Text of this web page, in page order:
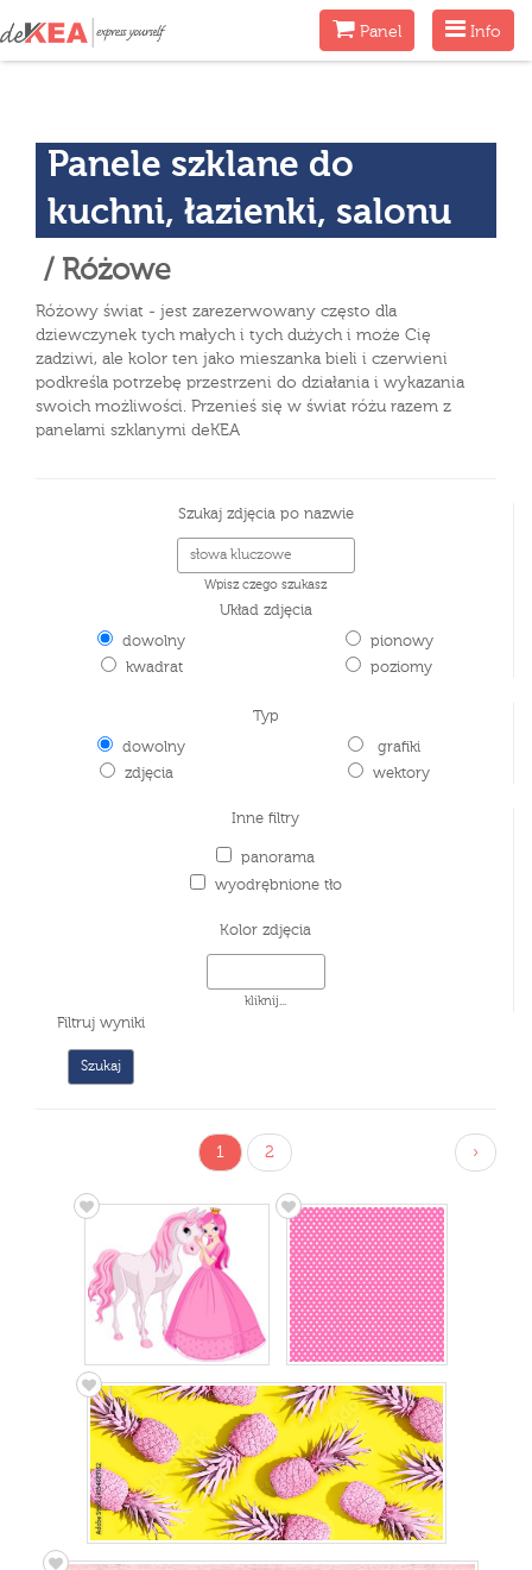
Menu
Info
MenuPanel
Panele szklane do
kuchni, łazienki, salonu
/ Różowe
Różowy świat - jest zarezerwowany często dla
dziewczynek tych małych i tych dużych i może Cię
zadziwi, ale kolor ten jako mieszanka bieli i czerwieni
podkreśla potrzebę przestrzeni do działania i wykazania
swoich możliwości. Przenieś się w świat różu razem z
panelami szklanymi deKEA
Szukaj zdjęcia po nazwie
Wpisz czego szukasz
Układ zdjęcia
dowolny
kwadrat
pionowy
poziomy
Typ
dowolny
zdjęcia
grafiki
wektory
Inne filtry
panorama
wyodrębnione tło
Kolor zdjęcia
kliknij...
Filtruj wyniki
1 2 ›